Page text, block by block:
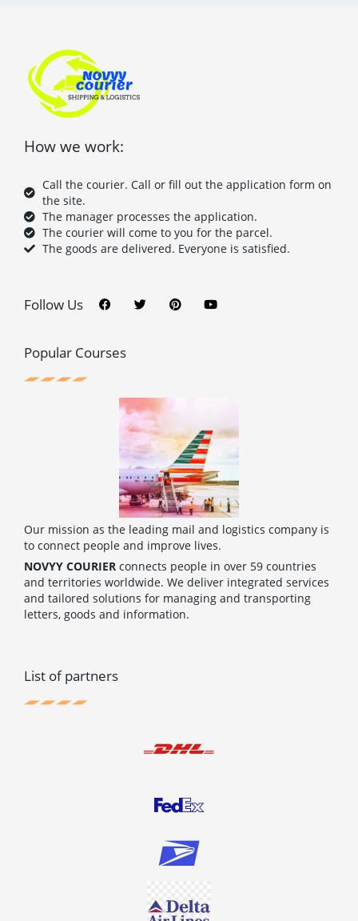
How we work:
Call the courier. Call or fill out the application form on
the site.
The manager processes the application.
The courier will come to you for the parcel.
The goods are delivered. Everyone is satisfied.
Follow Us c
e
o
k
i
t
n
t
u
t
Popular Courses
Our mission as the leading mail and logistics company is
to connect people and improve lives.
NOVYY COURIER connects people in over 59 countries
and territories worldwide. We deliver integrated services
and tailored solutions for managing and transporting
letters, goods and information.
List of partners